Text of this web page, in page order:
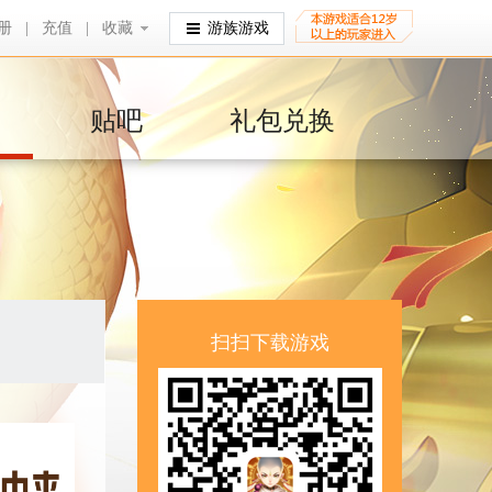
充值 收藏
收藏 游族游戏
贴吧 礼包兑换
扫扫下载游戏